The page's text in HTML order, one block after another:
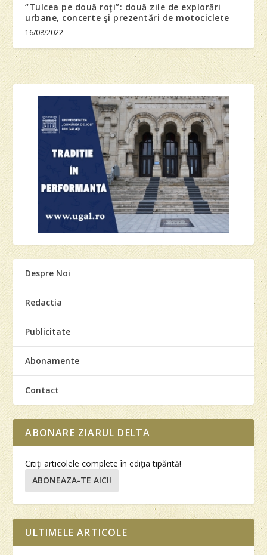
“Tulcea pe două roţi”: două zile de explorări
urbane, concerte şi prezentări de motociclete
16/08/2022
Despre Noi
Redactia
Publicitate
Abonamente
Contact
ABONARE ZIARUL DELTA
Citiţi articolele complete în ediţia tipărită!
ABONEAZA-TE AICI!
ULTIMELE ARTICOLE